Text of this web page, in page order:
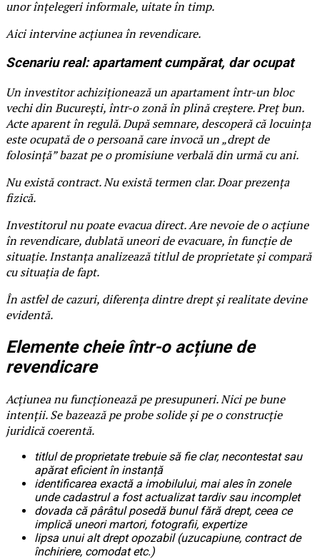
unor înțelegeri informale, uitate în timp.
Aici intervine acțiunea în revendicare.
Scenariu real: apartament cumpărat, dar ocupat
Un investitor achiziționează un apartament într-un bloc
vechi din București, într-o zonă în plină creștere. Preț bun.
Acte aparent în regulă. După semnare, descoperă că locuința
este ocupată de o persoană care invocă un „drept de
folosință” bazat pe o promisiune verbală din urmă cu ani.
Nu există contract. Nu există termen clar. Doar prezența
fizică.
Investitorul nu poate evacua direct. Are nevoie de o acțiune
în revendicare, dublată uneori de evacuare, în funcție de
situație. Instanța analizează titlul de proprietate și compară
cu situația de fapt.
În astfel de cazuri, diferența dintre drept și realitate devine
evidentă.
Elemente cheie într-o acțiune de
revendicare
Acțiunea nu funcționează pe presupuneri. Nici pe bune
intenții. Se bazează pe probe solide și pe o construcție
juridică coerentă.
titlul de proprietate trebuie să fie clar, necontestat sau
apărat eficient în instanță
identificarea exactă a imobilului, mai ales în zonele
unde cadastrul a fost actualizat tardiv sau incomplet
dovada că pârâtul posedă bunul fără drept, ceea ce
implică uneori martori, fotografii, expertize
lipsa unui alt drept opozabil (uzucapiune, contract de
închiriere, comodat etc.)